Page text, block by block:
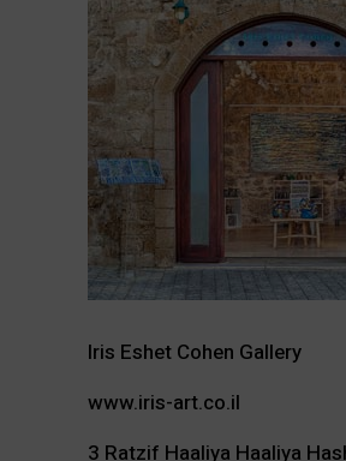
Iris Eshet Cohen Gallery
www.iris-art.co.il
3 Ratzif Haaliya Haaliya